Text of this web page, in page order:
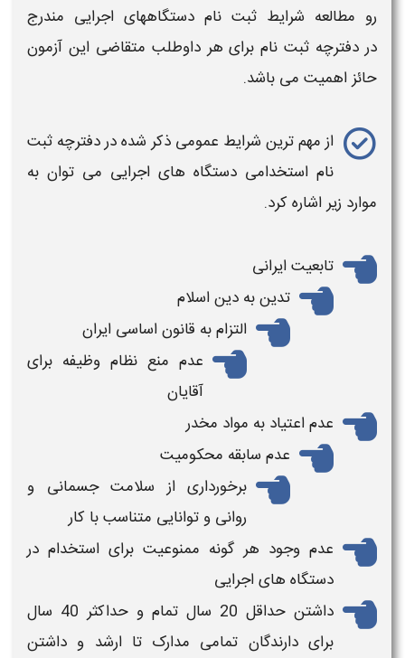
رو مطالعه شرایط ثبت نام دستگاههای اجرایی مندرج
در دفترچه ثبت نام برای هر داوطلب متقاضی این آزمون
حائز اهمیت می باشد.
از مهم ترین شرایط عمومی ذکر شده در دفترچه ثبت
نام استخدامی دستگاه های اجرایی​ می توان به
موارد زیر اشاره کرد.
تابعیت ایرانی
تدین به دین اسلام
التزام به قانون اساسی ایران
عدم منع نظام وظیفه برای
آقایان
عدم اعتیاد به مواد مخدر
عدم سابقه محکومیت
برخورداری از سلامت جسمانی و
روانی و توانایی متناسب با کار
عدم وجود هر گونه ممنوعیت برای استخدام در
دستگاه های اجرایی
داشتن حداقل 20 سال تمام و حداکثر 40 سال
برای دارندگان تمامی مدارک تا ارشد و داشتن